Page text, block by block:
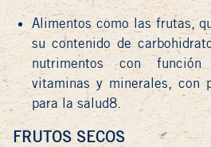
Alimentos como las frutas,
su contenido de
nutrimentos con función
vitaminas y minerales, con
para la salud8.
FRUTOS SECOS